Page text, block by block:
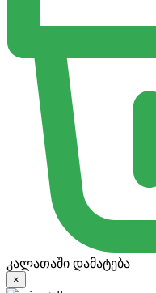
კალათაში დამატება
×